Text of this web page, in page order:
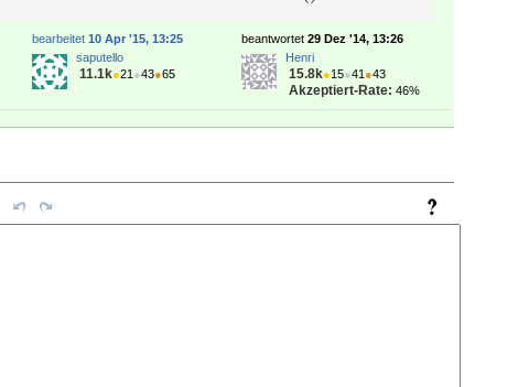
beantwortet 29 Dez '14, 13:26
Henri
15.8k●15●41 ●43
Akzeptiert-Rate: 46%
bearbeitet 10 Apr '15, 13:25
saputello
11.1k●21 ●43●65